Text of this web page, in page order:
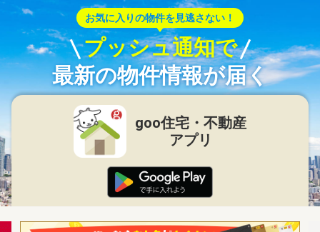
お気に入りの物件を見逃さない！
プッシュ通知で
最新の物件情報が届く
goo住宅・不動産
アプリ